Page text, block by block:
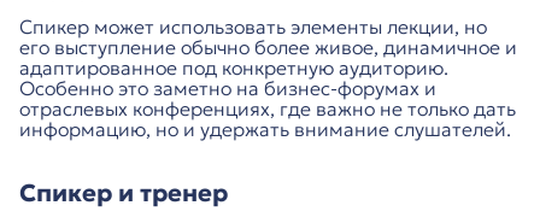
Спикер может использовать элементы лекции, но
его выступление обычно более живое, динамичное и
адаптированное под конкретную аудиторию.
Особенно это заметно на бизнес-форумах и
отраслевых конференциях, где важно не только дать
информацию, но и удержать внимание слушателей.
Спикер и тренер